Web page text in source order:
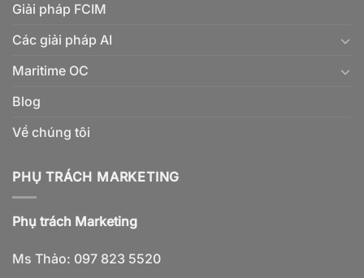
Giải pháp FCIM
Các giải pháp AI
Maritime OC
Blog
Về chúng tôi
PHỤ TRÁCH MARKETING
Phụ trách Marketing
Ms Thảo: 097 823 5520